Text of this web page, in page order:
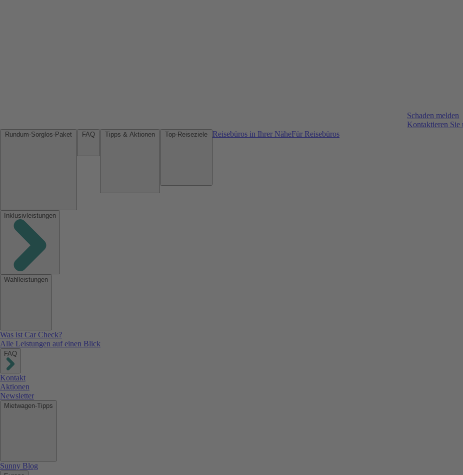
Schaden melden
Kontaktieren Sie
Reisebüros in Ihrer NäheFür Reisebüros
Inklusivleistungen
Wahlleistungen
Was ist Car Check?
Alle Leistungen auf einen Blick
FAQ
Kontakt
Aktionen
Newsletter
Mietwagen-Tipps
Sunny Blog